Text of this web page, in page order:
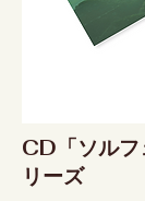
CD「ソルフ
リーズ